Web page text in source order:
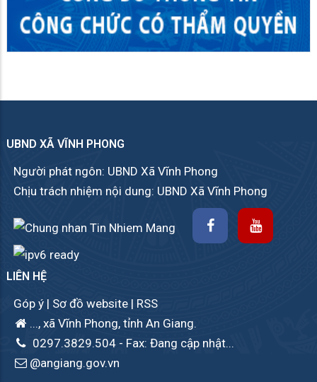
UBND XÃ VĨNH PHONG
Người phát ngôn: UBND Xã Vĩnh Phong
Chịu trách nhiệm nội dung: UBND Xã Vĩnh Phong
LIÊN HỆ
Góp ý | Sơ đồ website | RSS
..., xã Vĩnh Phong, tỉnh An Giang.
0297.3829.504 - Fax: Đang cập nhật...
@angiang.gov.vn